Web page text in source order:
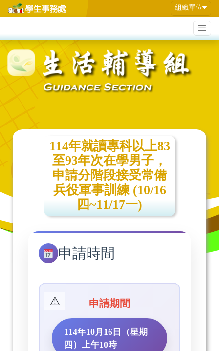
組織單位
114年就讀專科以上83
至93年次在學男子，
申請分階段接受常備
兵役軍事訓練 (10/16
四~11/17一)
申請時間
申請期間
114年10月16日（星期
四）上午10時